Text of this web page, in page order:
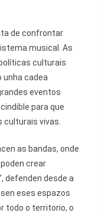
de confrontar
musical. As
culturais
unha cadea
eventos
para que
culturais vivas.
as bandas, onde
crear
defenden desde a
eses espazos
todo o territorio, o